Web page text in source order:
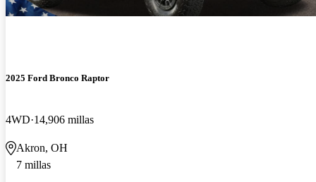
2025 Ford Bronco Raptor
4WD 14,906 millas
Akron, OH
7 millas